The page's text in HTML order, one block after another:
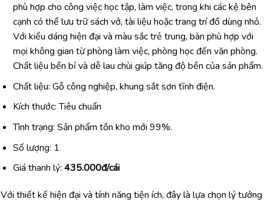
phù hợp cho công việc học tập, làm việc, trong khi các kệ bên
cạnh có thể lưu trữ sách vở, tài liệu hoặc trang trí đồ dùng nhỏ.
Với kiểu dáng hiện đại và màu sắc trẻ trung, bàn phù hợp với
mọi không gian từ phòng làm việc, phòng học đến văn phòng.
Chất liệu bền bỉ và dễ lau chùi giúp tăng độ bền của sản phẩm.
Chất liệu: Gỗ công nghiệp, khung sắt sơn tĩnh điện.
Kích thước: Tiêu chuẩn
Tình trạng: Sản phẩm tồn kho mới 99%.
Số lượng: 1
Giá thanh lý: 435.000đ/cái
Với thiết kế hiện đại và tính năng tiện ích, đây là lựa chọn lý tưởng